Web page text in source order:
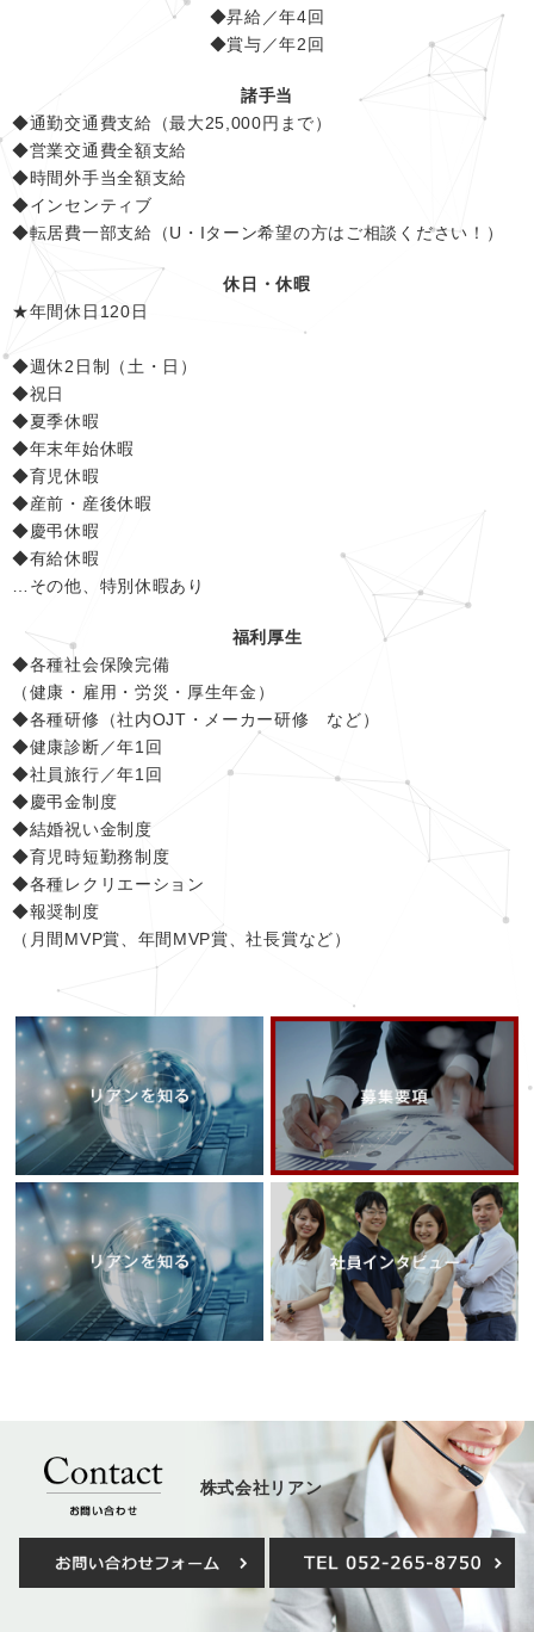
◆昇給／年4回
◆賞与／年2回
諸手当
◆通勤交通費支給（最大25,000円まで）
◆営業交通費全額支給
◆時間外手当全額支給
◆インセンティブ
◆転居費一部支給（U・Iターン希望の方はご相談ください！）
休日・休暇
★年間休日120日
◆週休2日制（土・日）
◆祝日
◆夏季休暇
◆年末年始休暇
◆育児休暇
◆産前・産後休暇
◆慶弔休暇
◆有給休暇
…その他、特別休暇あり
福利厚生
◆各種社会保険完備
（健康・雇用・労災・厚生年金）
◆各種研修（社内OJT・メーカー研修 など）
◆健康診断／年1回
◆社員旅行／年1回
◆慶弔金制度
◆結婚祝い金制度
◆育児時短勤務制度
◆各種レクリエーション
◆報奨制度
（月間MVP賞、年間MVP賞、社長賞など）
株式会社リアン